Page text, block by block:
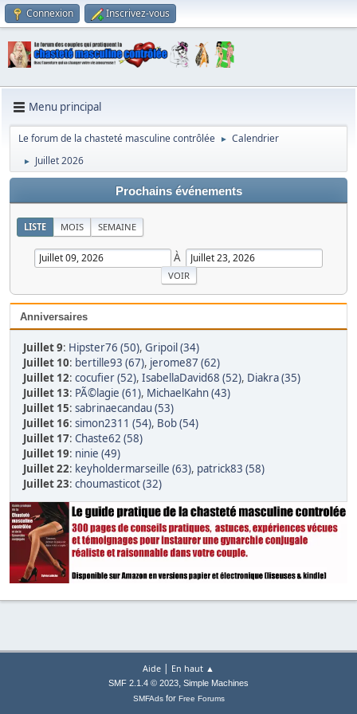
Connexion Inscrivez-vous
Menu principal
Le forum de la chasteté masculine contrôlée ► Calendrier
► Juillet 2026
Prochains événements
LISTE MOIS SEMAINE
À
Anniversaires
Juillet 9: Hipster76 (50), Gripoil (34)
Juillet 10: bertille93 (67), jerome87 (62)
Juillet 12: cocufier (52), IsabellaDavid68 (52), Diakra (35)
Juillet 13: PÃ©lagie (61), MichaelKahn (43)
Juillet 15: sabrinaecandau (53)
Juillet 16: simon2311 (54), Bob (54)
Juillet 17: Chaste62 (58)
Juillet 19: ninie (49)
Juillet 22: keyholdermarseille (63), patrick83 (58)
Juillet 23: choumasticot (32)
Aide | En haut ▲
SMF 2.1.4 © 2023, Simple Machines
SMFAdsfor Free Forums